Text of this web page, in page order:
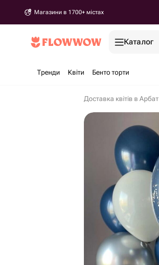
Магазини в 1700+ містах
Каталог
Тренди Квіти Бенто торти
Доставка квітів в Арбат